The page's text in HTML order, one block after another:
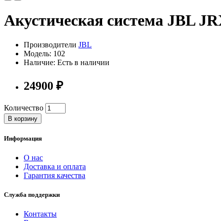
Акустическая система JBL
Производители JBL
Модель: 102
Наличие: Есть в наличии
24900 ₽
Количество
В корзину
Информация
О нас
Доставка и оплата
Гарантия качества
Служба поддержки
Контакты